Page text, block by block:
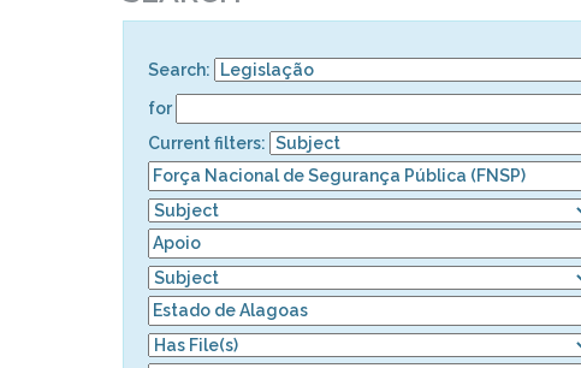
Search:
for
Current filters: